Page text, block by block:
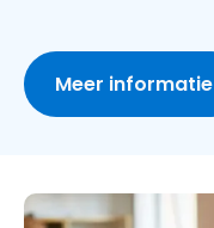
Meer informatie